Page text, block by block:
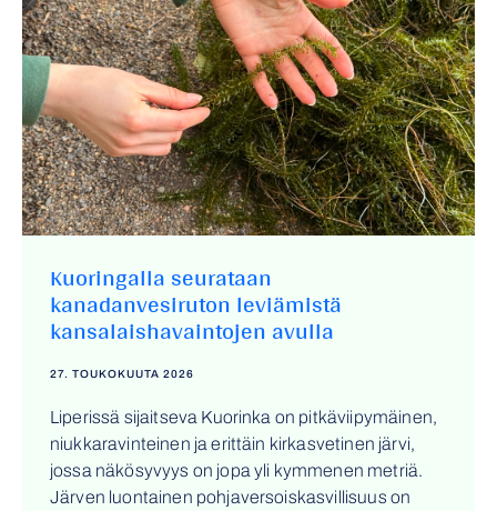
Kuoringalla seurataan
kanadanvesiruton leviämistä
kansalaishavaintojen avulla
27. TOUKOKUUTA 2026
Liperissä sijaitseva Kuorinka on pitkäviipymäinen,
niukkaravinteinen ja erittäin kirkasvetinen järvi,
jossa näkösyvyys on jopa yli kymmenen metriä.
Järven luontainen pohjaversoiskasvillisuus on